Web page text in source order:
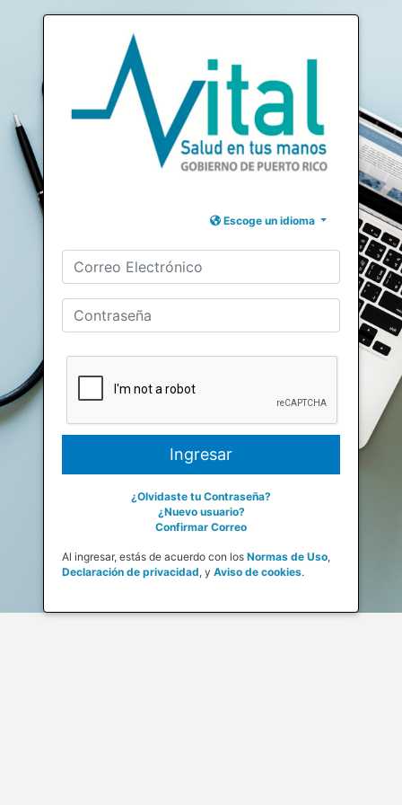
Escoge un idioma
¿Olvidaste tu Contraseña?
¿Nuevo usuario?
Confirmar Correo
Al ingresar, estás de acuerdo con los Normas de Uso,
Declaración de privacidad, y Aviso de cookies.